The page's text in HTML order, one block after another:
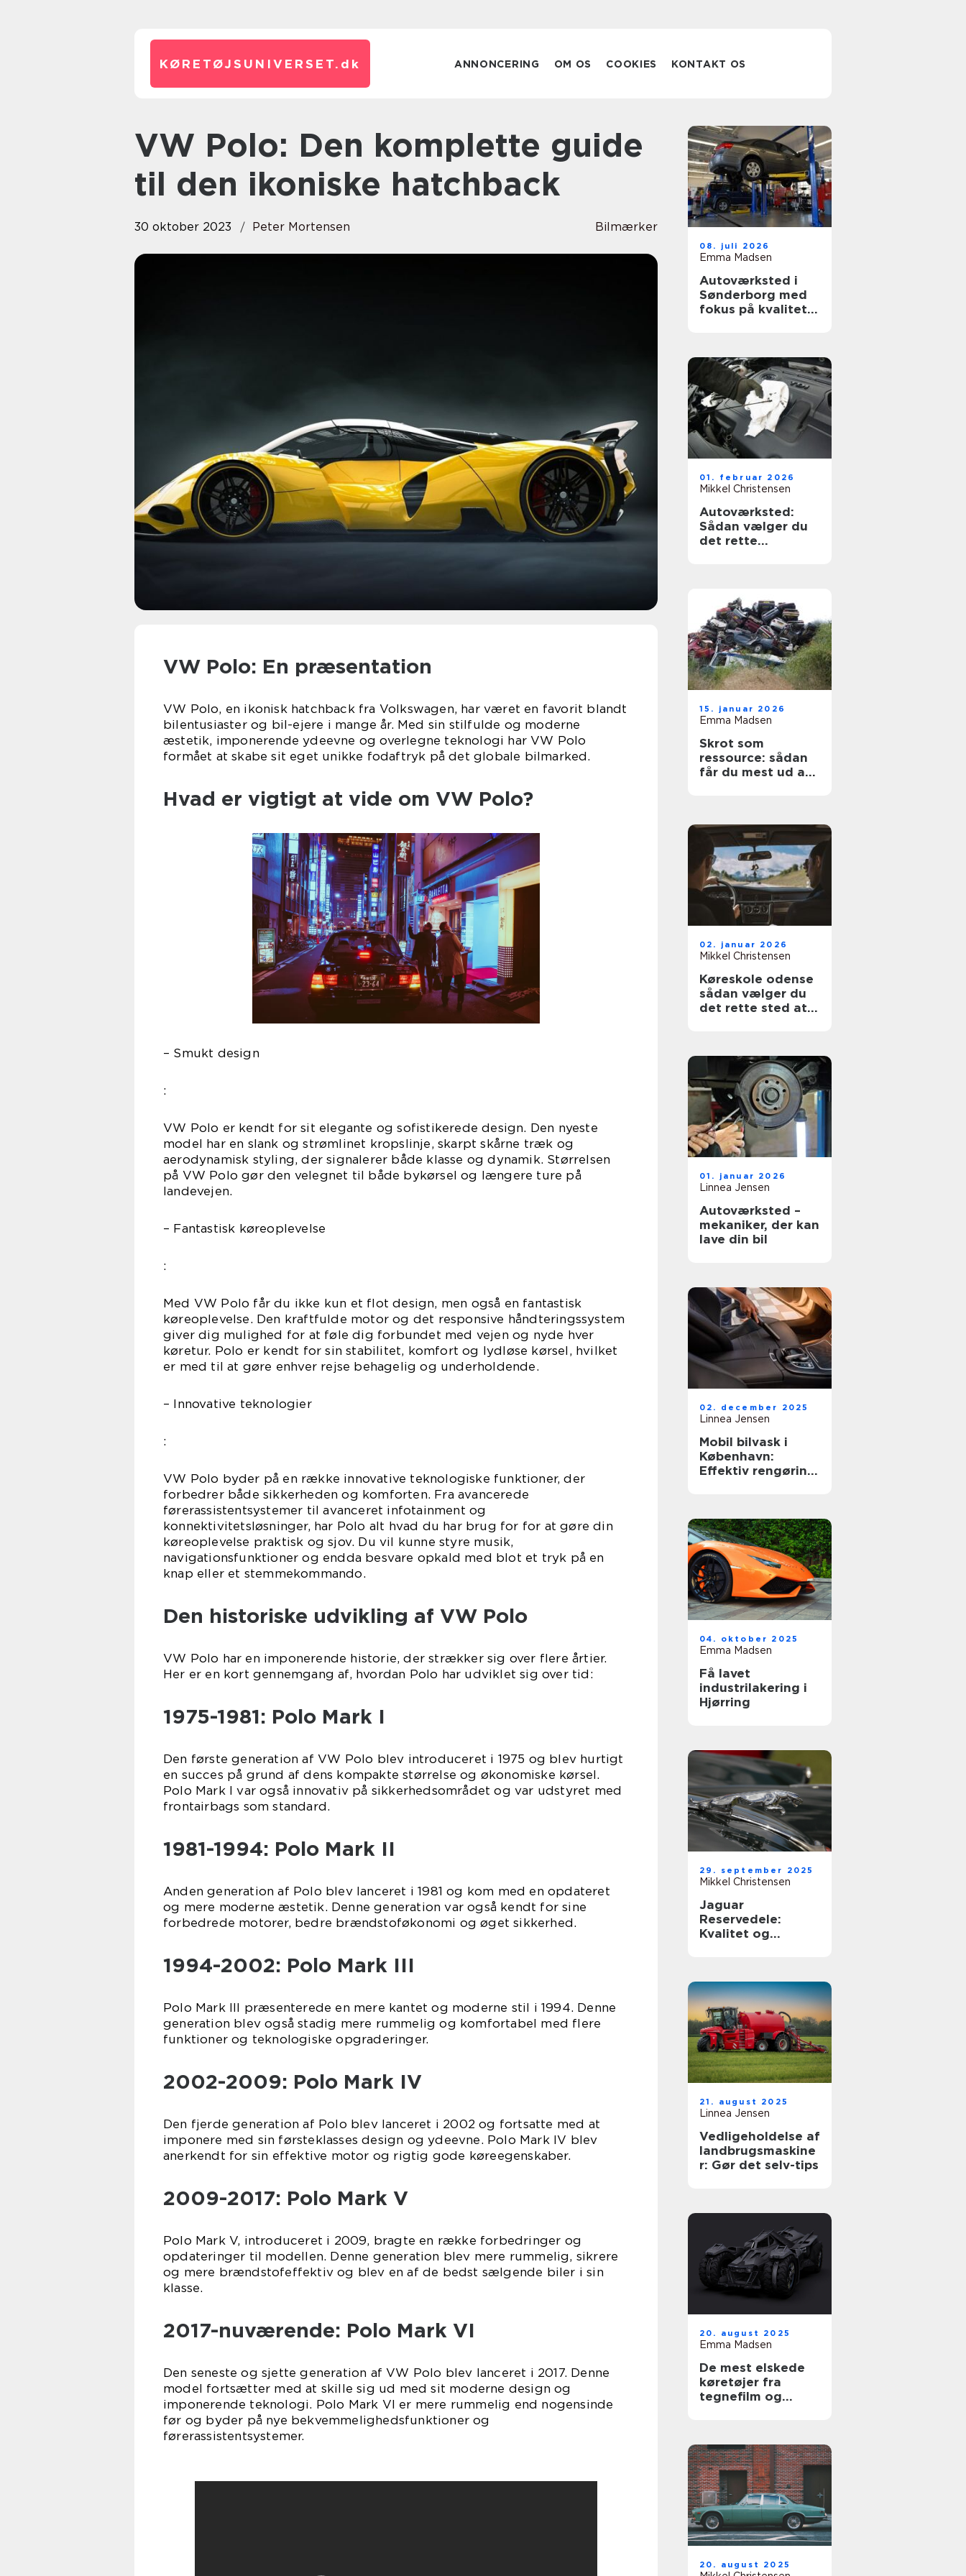
KØRETØJSUNIVERSET. dk ANNONCERING OM OS COOKIES KONTAKT OS
VW Polo: Den komplette guide
til den ikoniske hatchback
30 oktober 2023 Peter Mortensen Bilmærker
VW Polo: En præsentation
VW Polo, en ikonisk hatchback fra Volkswagen, har været en favorit blandt
bilentusiaster og bil-ejere i mange år. Med sin stilfulde og moderne
æstetik, imponerende ydeevne og overlegne teknologi har VW Polo
formået at skabe sit eget unikke fodaftryk på det globale bilmarked.
Hvad er vigtigt at vide om VW Polo?
– Smukt design
:
VW Polo er kendt for sit elegante og sofistikerede design. Den nyeste
model har en slank og strømlinet kropslinje, skarpt skårne træk og
aerodynamisk styling, der signalerer både klasse og dynamik. Størrelsen
på VW Polo gør den velegnet til både bykørsel og længere ture på
landevejen.
– Fantastisk køreoplevelse
:
Med VW Polo får du ikke kun et flot design, men også en fantastisk
køreoplevelse. Den kraftfulde motor og det responsive håndteringssystem
giver dig mulighed for at føle dig forbundet med vejen og nyde hver
køretur. Polo er kendt for sin stabilitet, komfort og lydløse kørsel, hvilket
er med til at gøre enhver rejse behagelig og underholdende.
– Innovative teknologier
:
VW Polo byder på en række innovative teknologiske funktioner, der
forbedrer både sikkerheden og komforten. Fra avancerede
førerassistentsystemer til avanceret infotainment og
konnektivitetsløsninger, har Polo alt hvad du har brug for for at gøre din
køreoplevelse praktisk og sjov. Du vil kunne styre musik,
navigationsfunktioner og endda besvare opkald med blot et tryk på en
knap eller et stemmekommando.
Den historiske udvikling af VW Polo
VW Polo har en imponerende historie, der strækker sig over flere årtier.
Her er en kort gennemgang af, hvordan Polo har udviklet sig over tid:
1975-1981: Polo Mark I
Den første generation af VW Polo blev introduceret i 1975 og blev hurtigt
en succes på grund af dens kompakte størrelse og økonomiske kørsel.
Polo Mark I var også innovativ på sikkerhedsområdet og var udstyret med
frontairbags som standard.
1981-1994: Polo Mark II
Anden generation af Polo blev lanceret i 1981 og kom med en opdateret
og mere moderne æstetik. Denne generation var også kendt for sine
forbedrede motorer, bedre brændstoføkonomi og øget sikkerhed.
1994-2002: Polo Mark III
Polo Mark III præsenterede en mere kantet og moderne stil i 1994. Denne
generation blev også stadig mere rummelig og komfortabel med flere
funktioner og teknologiske opgraderinger.
2002-2009: Polo Mark IV
Den fjerde generation af Polo blev lanceret i 2002 og fortsatte med at
imponere med sin førsteklasses design og ydeevne. Polo Mark IV blev
anerkendt for sin effektive motor og rigtig gode køreegenskaber.
2009-2017: Polo Mark V
Polo Mark V, introduceret i 2009, bragte en række forbedringer og
opdateringer til modellen. Denne generation blev mere rummelig, sikrere
og mere brændstofeffektiv og blev en af de bedst sælgende biler i sin
klasse.
2017-nuværende: Polo Mark VI
Den seneste og sjette generation af VW Polo blev lanceret i 2017. Denne
model fortsætter med at skille sig ud med sit moderne design og
imponerende teknologi. Polo Mark VI er mere rummelig end nogensinde
før og byder på nye bekvemmelighedsfunktioner og
førerassistentsystemer.
08. juli 2026
Emma Madsen
Autoværksted i
Sønderborg med
fokus på kvalitet
01. februar 2026
Mikkel Christensen
Autoværksted:
Sådan vælger du
det rette
15. januar 2026
Emma Madsen
Skrot som
ressource: sådan
får du mest ud af
02. januar 2026
Mikkel Christensen
Køreskole odense
sådan vælger du
det rette sted at
01. januar 2026
Linnea Jensen
Autoværksted –
mekaniker, der kan
lave din bil
02. december 2025
Linnea Jensen
Mobil bilvask i
København:
Effektiv rengøring
04. oktober 2025
Emma Madsen
Få lavet
industrilakering i
Hjørring
29. september 2025
Mikkel Christensen
Jaguar
Reservedele:
Kvalitet og
21. august 2025
Linnea Jensen
Vedligeholdelse af
landbrugsmaskine
r: Gør det selv-tips
20. august 2025
Emma Madsen
De mest elskede
køretøjer fra
tegnefilm og
20. august 2025